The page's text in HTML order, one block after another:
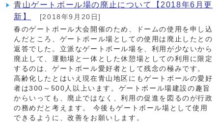
青山ゲートボール場の廃止について【2018年6月更
新】
[2018年9月20日]
春のゲートボール大会開催のため、ドームの使用を申し込
んだところ、ゲートボール場としての使用は廃止したとの
返答でした。立派なゲートボール場を、利用が少ないから
廃止して、運動場と一体とした休憩場としての利用に限定
するのは、ゲートボール愛好者として残念の極みです。
高齢化したとはいえ現在青山地区にもゲートボールの愛好
者は300～500人以上います。ゲートボール場建設の趣旨
からいっても、廃止ではなく、利用の促進を図るのが行政
の務めだと考えます。 今後もゲートボール場として使用
できるように、改善をお願いします。